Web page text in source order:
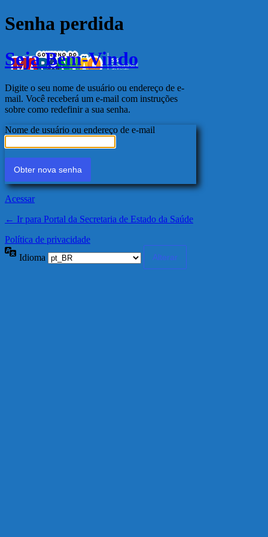
Senha perdida
Seja Bem-Vindo
Digite o seu nome de usuário ou endereço de e-
mail. Você receberá um e-mail com instruções
sobre como redefinir a sua senha.
Nome de usuário ou endereço de e-mail
Acessar
← Ir para Portal da Secretaria de Estado da Saúde
Política de privacidade
Idioma